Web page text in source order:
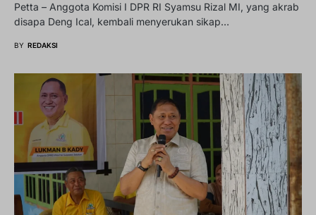
Petta – Anggota Komisi I DPR RI Syamsu Rizal MI, yang akrab
disapa Deng Ical, kembali menyerukan sikap…
BY REDAKSI